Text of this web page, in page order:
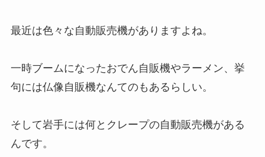
最近は色々な自動販売機がありますよね。
一時ブームになったおでん自販機やラーメン、挙
句には仏像自販機なんてのもあるらしい。
そして岩手には何と クレープの自動販売機がある
んです。